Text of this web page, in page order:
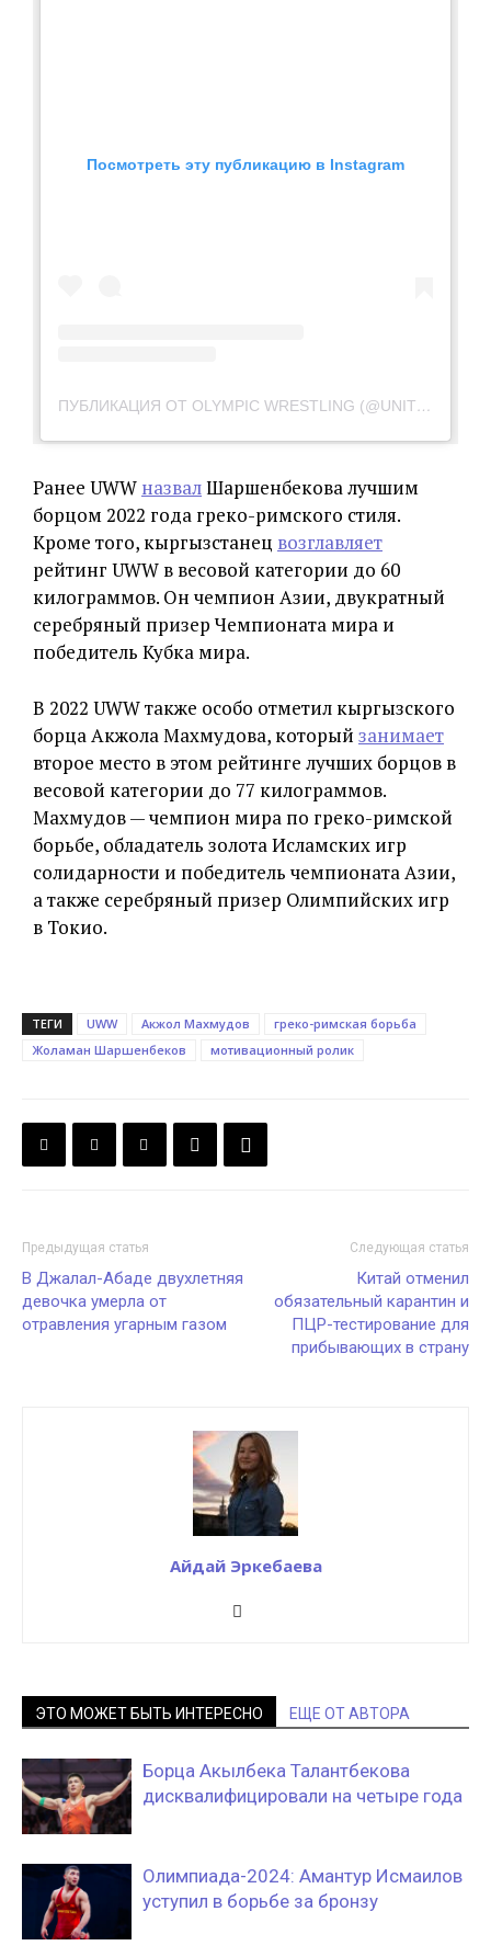
Посмотреть эту публикацию в Instagram
ПУБЛИКАЦИЯ ОТ OLYMPIC WRESTLING (@UNITEDWORLDWRESTLING)
Ранее UWW назвалШаршенбекова лучшим
борцом 2022 года греко-римского стиля.
Кроме того, кыргызстанец возглавляет
рейтинг UWW в весовой категории до 60
килограммов. Он чемпион Азии, двукратный
серебряный призер Чемпионата мира и
победитель Кубка мира.
В 2022 UWW также особо отметил кыргызского
борца Акжола Махмудова, который занимает
второе место в этом рейтинге лучших борцов в
весовой категории до 77 килограммов.
Махмудов — чемпион мира по греко-римской
борьбе, обладатель золота Исламских игр
солидарности и победитель чемпионата Азии,
а также серебряный призер Олимпийских игр
в Токио.
ТЕГИ UWW Акжол Махмудов
греко-римская борьба
Жоламан Шаршенбеков
мотивационный ролик
Предыдущая статья
В Джалал-Абаде двухлетняя
девочка умерла от
отравления угарным газом
Следующая статья
Китай отменил
обязательный карантин и
ПЦР-тестирование для
прибывающих в страну
Айдай Эркебаева
ЭТО МОЖЕТ БЫТЬ ИНТЕРЕСНО ЕЩЕ ОТ АВТОРА
Борца Акылбека Талантбекова
дисквалифицировали на четыре года
Олимпиада-2024: Амантур Исмаилов
уступил в борьбе за бронзу